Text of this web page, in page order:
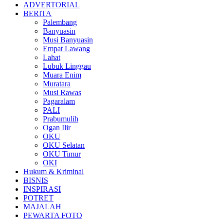
ADVERTORIAL
BERITA
Palembang
Banyuasin
Musi Banyuasin
Empat Lawang
Lahat
Lubuk Linggau
Muara Enim
Muratara
Musi Rawas
Pagaralam
PALI
Prabumulih
Ogan Ilir
OKU
OKU Selatan
OKU Timur
OKI
Hukum & Kriminal
BISNIS
INSPIRASI
POTRET
MAJALAH
PEWARTA FOTO